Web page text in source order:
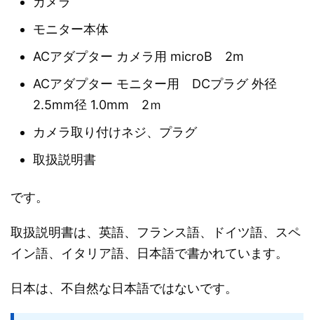
モニター本体
ACアダプター カメラ用 microB 2m
ACアダプター モニター用 DCプラグ 外径
2.5mm径 1.0mm 2ｍ
カメラ取り付けネジ、プラグ
取扱説明書
です。
取扱説明書は、英語、フランス語、ドイツ語、スペ
イン語、イタリア語、日本語で書かれています。
日本は、不自然な日本語ではないです。